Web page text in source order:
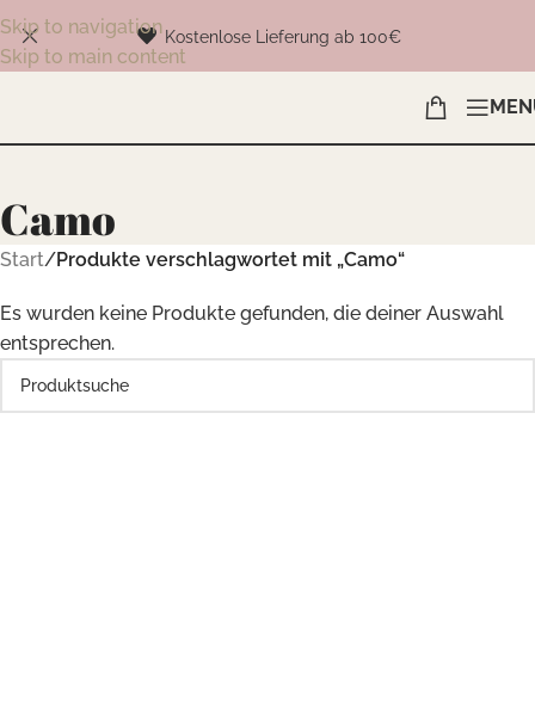
Skip to navigation
Skip to main content
Kostenlose Lieferung ab 100€
Camo
Start/Produkte verschlagwortet mit „Camo“
Es wurden keine Produkte gefunden, die deiner Auswahl
entsprechen.